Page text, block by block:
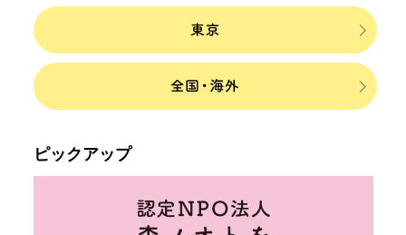
ピックアップ